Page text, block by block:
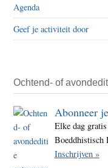
Agenda
Geef je activiteit door
Ochtend- of
Abonneer je
Elke dag
Boeddhistisch
Inschrijven »